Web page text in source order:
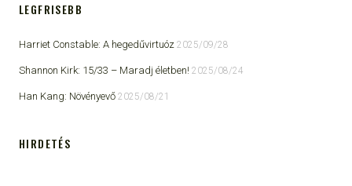
LEGFRISEBB
Harriet Constable: A hegedűvirtuóz 2025/09/28
Shannon Kirk: 15/33 ​– Maradj életben! 2025/08/24
Han Kang: Növényevő 2025/08/21
HIRDETÉS